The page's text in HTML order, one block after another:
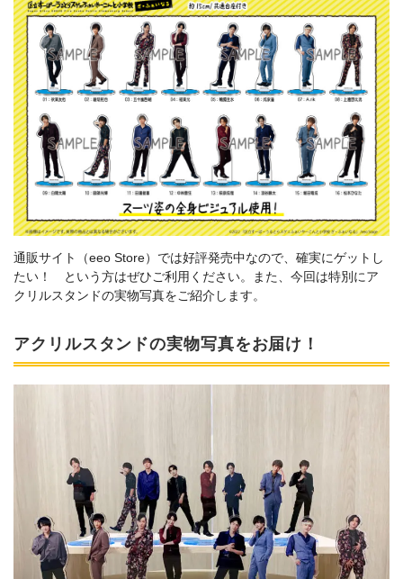
通販サイト（eeo Store）では好評発売中なので、確実にゲットし
たい！ という方はぜひご利用ください。また、今回は特別にア
クリルスタンドの実物写真をご紹介します。
アクリルスタンドの実物写真をお届け！